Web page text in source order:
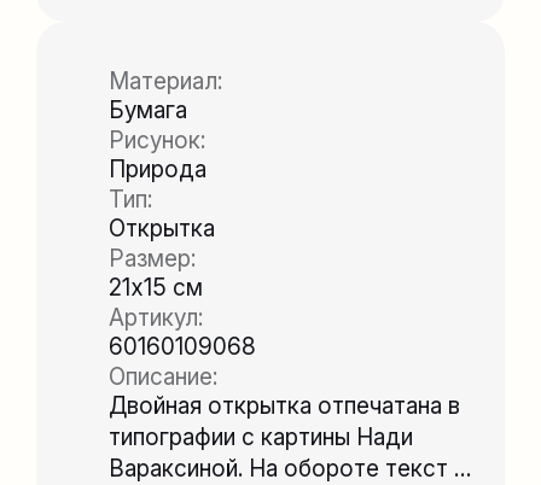
Материал:
Бумага
Рисунок:
Природа
Тип:
Открытка
Размер:
21х15 см
Артикул:
60160109068
Описание:
Двойная открытка отпечатана в
типографии с картины Нади
Вараксиной. На обороте текст о